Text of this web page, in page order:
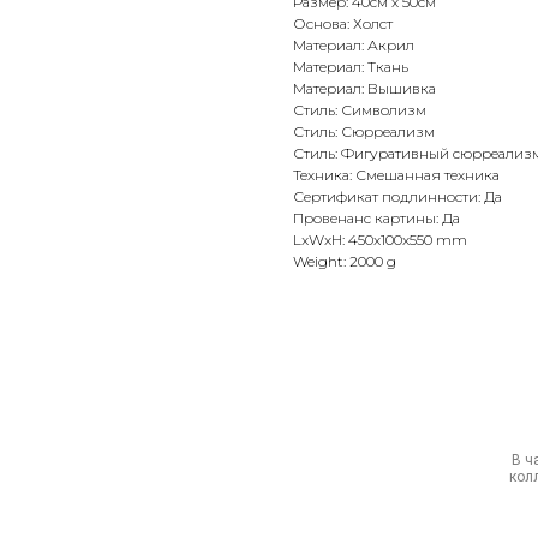
Основа: Холст
Материал: Акрил
Материал: Ткань
Материал: Вышивка
Стиль: Символизм
Стиль: Сюрреализм
Стиль: Фигуративный
Техника: Смешанная техника
Сертификат подлинности: Да
Провенанс картины: Да
LxWxH: 450x100x550 mm
Weight: 2000 g
В